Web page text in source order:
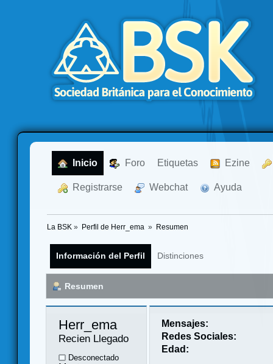
Inicio Foro Etiquetas Ezine
Registrarse Webchat Ayuda
La BSK » Perfil de Herr_ema » Resumen
Información del Perfil Distinciones
Resumen
Herr_ema
Recien Llegado
Desconectado
Mensajes:
Redes Sociales:
Edad: